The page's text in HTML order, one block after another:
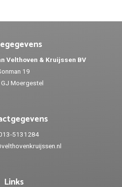
Velthoven & Kruijssen BV
19
Moergestel
5131284
Links